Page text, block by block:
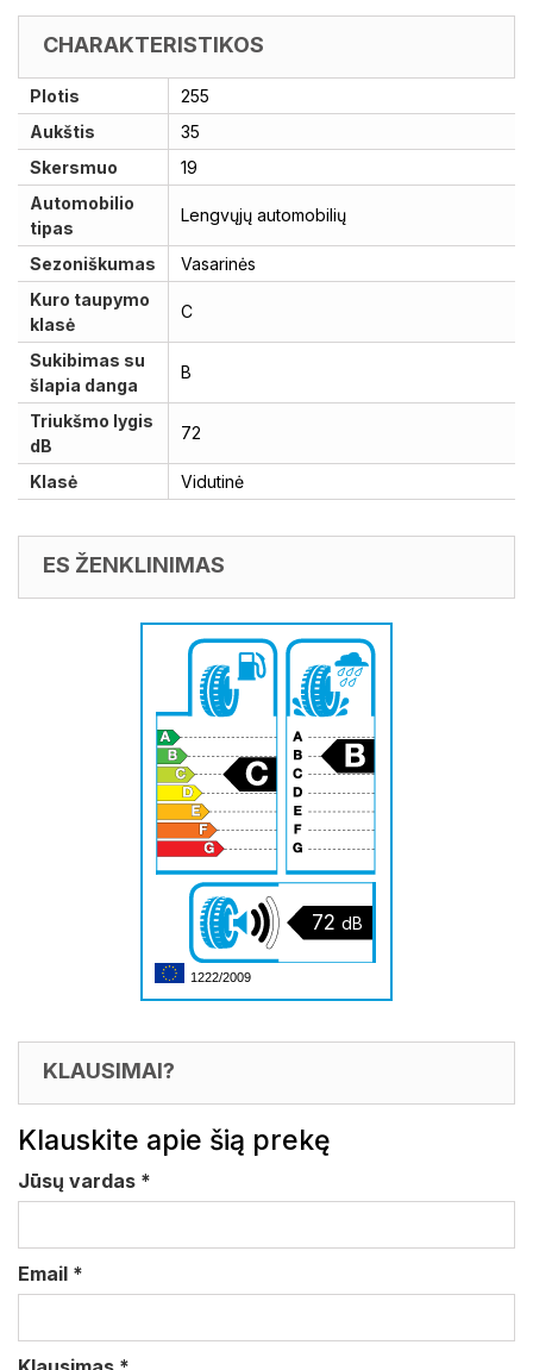
CHARAKTERISTIKOS
Plotis
255
Aukštis
35
Skersmuo
19
Automobilio
tipas
Lengvųjų automobilių
Sezoniškumas
Vasarinės
Kuro taupymo
klasė
C
Sukibimas su
šlapia danga
B
Triukšmo lygis
dB
72
Klasė Vidutinė
ES ŽENKLINIMAS
72 dB
1222/2009
KLAUSIMAI?
Klauskite apie šią prekę
Jūsų vardas *
Email *